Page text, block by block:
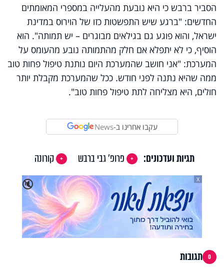
הסביר ברבש כי היא נובעת מהעלייה במספרי המאומתים
החדשים: "ברגע שיש התפשטות כזו של הוירוס במדינת
ישראל, והוא פוגע גם בגילאים מבוגרים – יש תמותה". הוא
הוסיף, כי לא יתפלא אם חלק מהתמותה נובע מהעומס על
המערכת: "אני חושב שהמערכת היום נותנת טיפול פחות טוב
ממה שהיא נתנה לפני חודש. ככל שהמערכת מקבלת יותר
חולים, היא מצליחה לתת טיפול פחות טוב".
עקבו אחרינו ב-News
תגיות ועדכונים: פרופ' גבי ברבש
קורונה
🔇
X
0 תגובות